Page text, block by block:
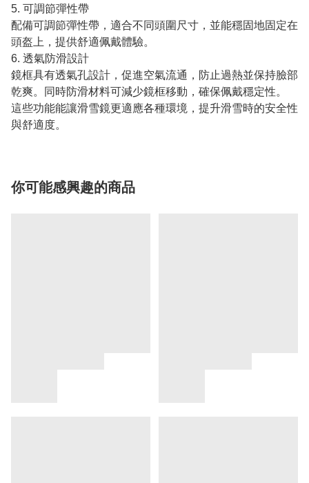
5. 可調節彈性帶
配備可調節彈性帶，適合不同頭圍尺寸，並能穩固地固定在
頭盔上，提供舒適佩戴體驗。
6. 透氣防滑設計
鏡框具有透氣孔設計，促進空氣流通，防止過熱並保持臉部
乾爽。同時防滑材料可減少鏡框移動，確保佩戴穩定性。
這些功能能讓滑雪鏡更適應各種環境，提升滑雪時的安全性
與舒適度。
你可能感興趣的商品